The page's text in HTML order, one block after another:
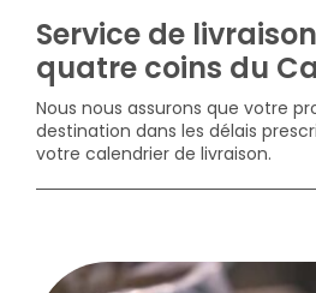
Service de
quatre coins du
Nous nous assurons que votre
destination dans les délais
votre calendrier de livraison.